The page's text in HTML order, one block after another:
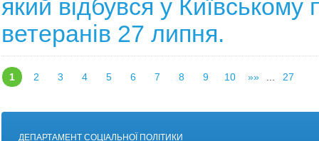
який відбувся у Київському
ветеранів 27 липня.
1 2 3 4 5 6 7 8 9 10 »» 27
ДЕПАРТАМЕНТ СОЦІАЛЬНОЇ ПОЛІТИКИ